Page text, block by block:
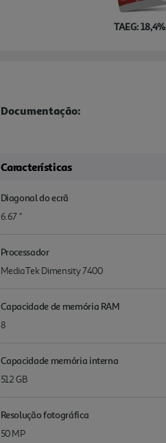
TAEG: 18,4%
Documentação:
Características
Diagonal do ecrã
6.67 "
Processador
MediaTek Dimensity 7400
Capacidade de memória RAM
8
Capacidade memória interna
512 GB
Resolução fotográfica
50 MP